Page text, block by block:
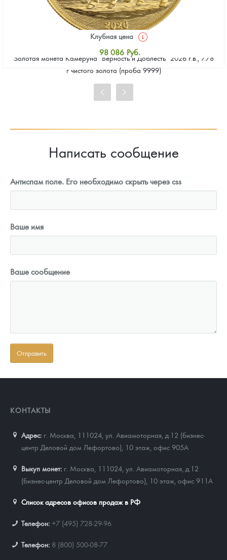
Золотая монета Камеруна "Верность и Доблесть" 2026 г.в., 7.78
г чистого золота (проба 9999)
Клубная цена
98 086 Руб.
Стандартная цена
Цена выкупа
Написать сообщение
Антиспам поле. Его необходимо скрыть через css
Ваше имя
Ваше сообщение
КОНТАКТЫ
Адрес: г. Москва, 111024 ул. Авиамоторная, д.12 (бизнес-
центр Деловой дом Лефортово), 10 этаж, офис 905А
Выкуп монет: г. Москва, 111024, ул. Авиамоторная, д.12
(бизнес-центр Деловой дом Лефортово), 10 этаж, офис 911А
Список адресов офисов продаж в РФ
Телефон: +7 (495) 728-29-96
Телефон: 8 (800) 500-08-77